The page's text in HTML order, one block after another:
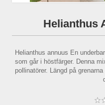
Helianthus
Helianthus annuus En
som går i höstfärger. Denna
pollinatörer. Längd på